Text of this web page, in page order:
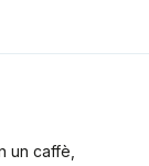
un caffè,